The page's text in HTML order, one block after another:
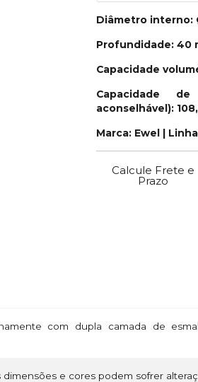
Diâmetro interno:
Profundidade: 40
Capacidade
Capacidade
aconselhável):
Marca: Ewel |
Calcule Frete e
Prazo
com dupla camada de
e cores podem sofrer